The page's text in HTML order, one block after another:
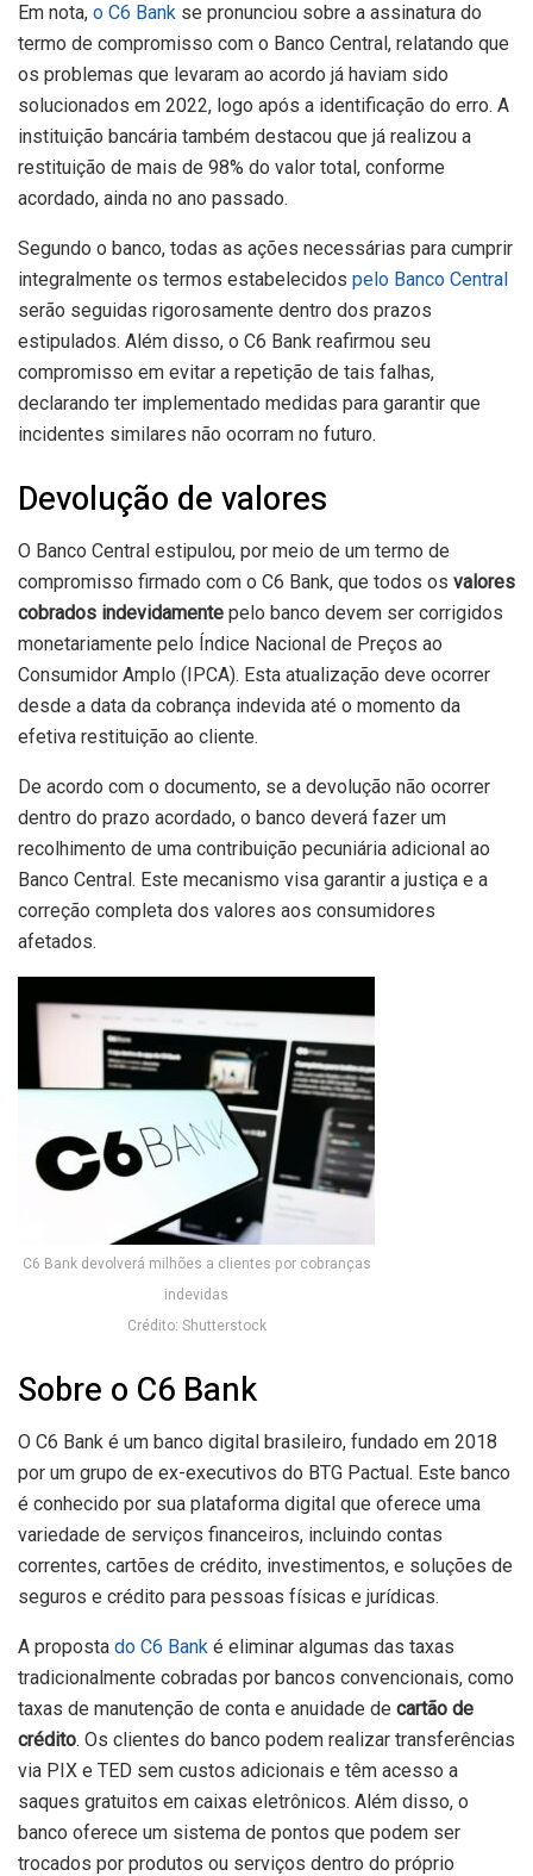
Em nota, o C6 Bank se pronunciou sobre a assinatura do
termo de compromisso com o Banco Central, relatando que
os problemas que levaram ao acordo já haviam sido
solucionados em 2022, logo após a identificação do erro. A
instituição bancária também destacou que já realizou a
restituição de mais de 98% do valor total, conforme
acordado, ainda no ano passado.
Segundo o banco, todas as ações necessárias para cumprir
integralmente os termos estabelecidos pelo Banco Central
serão seguidas rigorosamente dentro dos prazos
estipulados. Além disso, o C6 Bank reafirmou seu
compromisso em evitar a repetição de tais falhas,
declarando ter implementado medidas para garantir que
incidentes similares não ocorram no futuro.
Devolução de valores
O Banco Central estipulou, por meio de um termo de
compromisso firmado com o C6 Bank, que todos os valores
cobrados indevidamente pelo banco devem ser corrigidos
monetariamente pelo Índice Nacional de Preços ao
Consumidor Amplo (IPCA). Esta atualização deve ocorrer
desde a data da cobrança indevida até o momento da
efetiva restituição ao cliente.
De acordo com o documento, se a devolução não ocorrer
dentro do prazo acordado, o banco deverá fazer um
recolhimento de uma contribuição pecuniária adicional ao
Banco Central. Este mecanismo visa garantir a justiça e a
correção completa dos valores aos consumidores
afetados.
C6 Bank devolverá milhões a clientes por cobranças
indevidas
Crédito: Shutterstock
Sobre o C6 Bank
O C6 Bank é um banco digital brasileiro, fundado em 2018
por um grupo de ex-executivos do BTG Pactual. Este banco
é conhecido por sua plataforma digital que oferece uma
variedade de serviços financeiros, incluindo contas
correntes, cartões de crédito, investimentos, e soluções de
seguros e crédito para pessoas físicas e jurídicas.
A proposta do C6 Bank é eliminar algumas das taxas
tradicionalmente cobradas por bancos convencionais, como
taxas de manutenção de conta e anuidade de cartão de
crédito. Os clientes do banco podem realizar transferências
via PIX e TED sem custos adicionais e têm acesso a
saques gratuitos em caixas eletrônicos. Além disso, o
banco oferece um sistema de pontos que podem ser
trocados por produtos ou serviços dentro do próprio